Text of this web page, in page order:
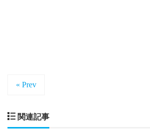
« Prev
関連記事